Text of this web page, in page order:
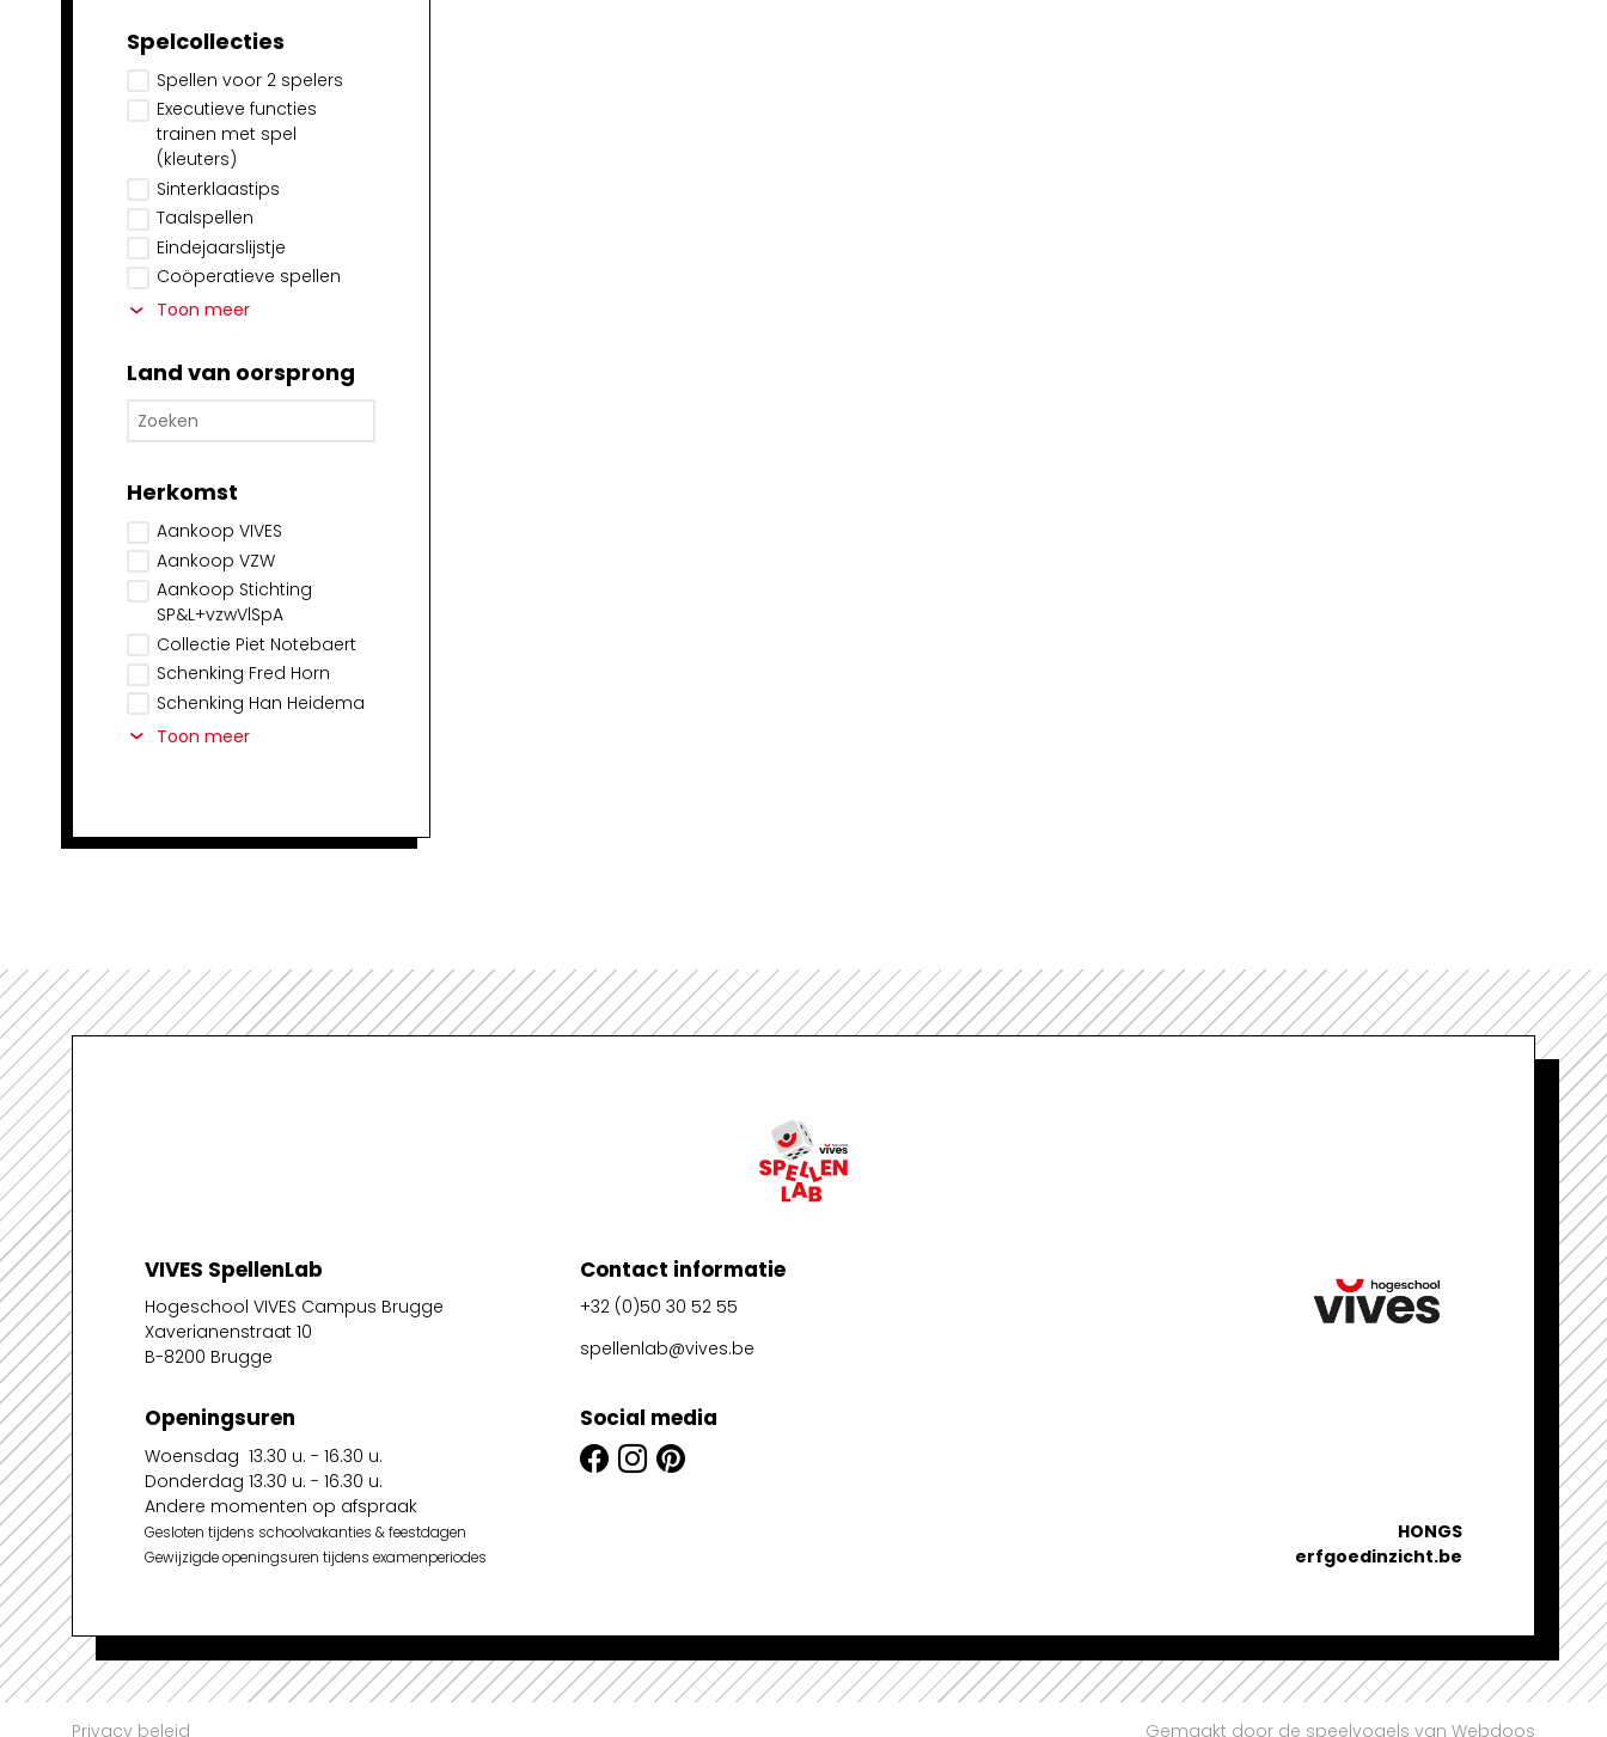
Spelcollecties
Spellen voor 2 spelers
Executieve functies
trainen met spel
(kleuters)
Sinterklaastips
Taalspellen
Eindejaarslijstje
Coöperatieve spellen
Toon meer
Land van oorsprong
Herkomst
Aankoop VIVES
Aankoop VZW
Aankoop Stichting
SP&L+vzwVlSpA
Collectie Piet Notebaert
Schenking Fred Horn
Schenking Han Heidema
Toon meer
VIVES SpellenLab
Hogeschool VIVES Campus Brugge
Xaverianenstraat 10
B-8200 Brugge
Contact informatie
+32 (0)50 30 52 55
spellenlab@vives.be
Openingsuren
Woensdag 13.30 u. - 16.30 u.
Donderdag 13.30 u. - 16.30 u.
Andere momenten op afspraak
Gesloten tijdens schoolvakanties & feestdagen
Gewijzigde openingsuren tijdens examenperiodes
Social media
HONGS
erfgoedinzicht.be
Privacy beleid Gemaakt door de speelvogels van Webdoos